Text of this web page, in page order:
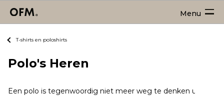
Menu
T-shirts en poloshirts
Polo's Heren
Een polo is tegenwoordig niet meer weg te denken uit het